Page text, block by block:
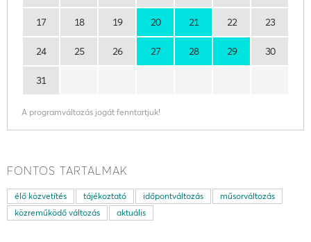
17 18 19 20 21 22 23
24 25 26 27 28 29 30
31
A programváltozás jogát fenntartjuk!
FONTOS TARTALMAK
élő közvetítés tájékoztató időpontváltozás
műsorváltozás
közreműködő változás
aktuális